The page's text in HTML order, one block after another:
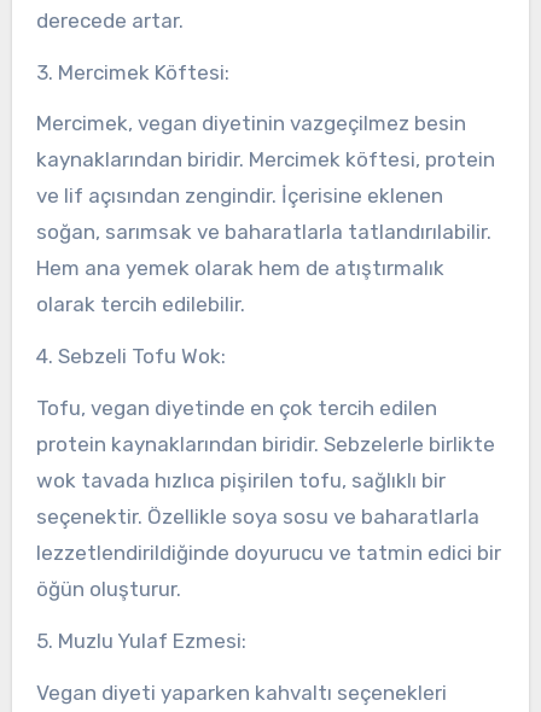
derecede artar.
3. Mercimek Köftesi:
Mercimek, vegan diyetinin vazgeçilmez besin
kaynaklarından biridir. Mercimek köftesi, protein
ve lif açısından zengindir. İçerisine eklenen
soğan, sarımsak ve baharatlarla tatlandırılabilir.
Hem ana yemek olarak hem de atıştırmalık
olarak tercih edilebilir.
4. Sebzeli Tofu Wok:
Tofu, vegan diyetinde en çok tercih edilen
protein kaynaklarından biridir. Sebzelerle birlikte
wok tavada hızlıca pişirilen tofu, sağlıklı bir
seçenektir. Özellikle soya sosu ve baharatlarla
lezzetlendirildiğinde doyurucu ve tatmin edici bir
öğün oluşturur.
5. Muzlu Yulaf Ezmesi:
Vegan diyeti yaparken kahvaltı seçenekleri